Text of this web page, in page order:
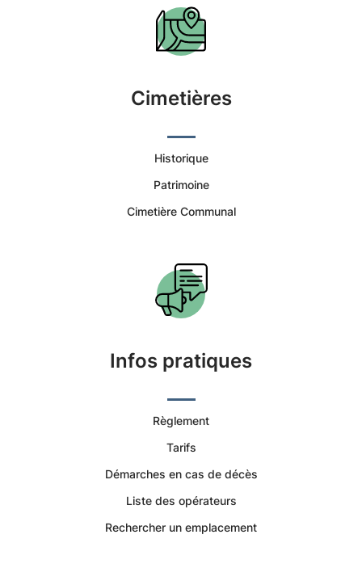
Citoyen
Commune
de
Miré
|
Services
Funéraires
et
Cimetières
Historique
Patrimoine
Cimetière Communal
Infos pratiques
Règlement
Tarifs
Démarches en cas de décès
Liste des opérateurs
Rechercher un emplacement